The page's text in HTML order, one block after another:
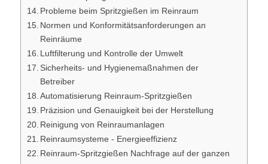
Probleme beim Spritzgießen im Reinraum
Normen und Konformitätsanforderungen an
Reinräume
Luftfilterung und Kontrolle der Umwelt
Sicherheits- und Hygienemaßnahmen der
Betreiber
Automatisierung Reinraum-Spritzgießen
Präzision und Genauigkeit bei der Herstellung
Reinigung von Reinraumanlagen
Reinraumsysteme - Energieeffizienz
Reinraum-Spritzgießen Nachfrage auf der ganzen